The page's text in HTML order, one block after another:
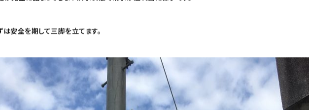
は安全を期して三脚を立てます。